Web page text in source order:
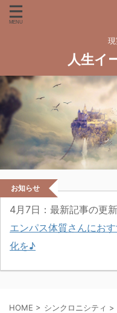
人生イ
お知らせ
4月7日：最新記事の更新
エンパス体質さんにお
化を♪
HOME > シンクロニシティ >